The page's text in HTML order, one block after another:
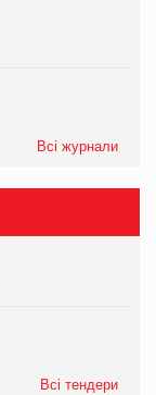
Всі журнали
Всі тендери